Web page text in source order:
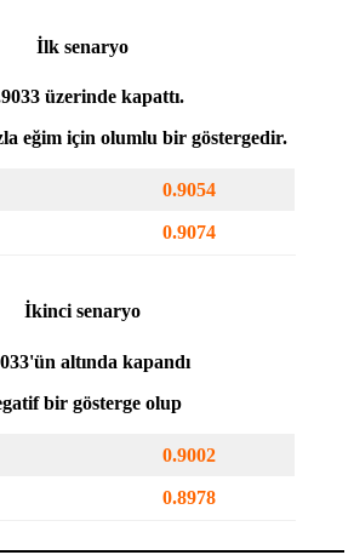
İlk senaryo
üzerinde kapattı.
eğim için olumlu bir göstergedir.
0.9054
0.9074
İkinci senaryo
altında kapandı
bir gösterge olup
0.9002
0.8978